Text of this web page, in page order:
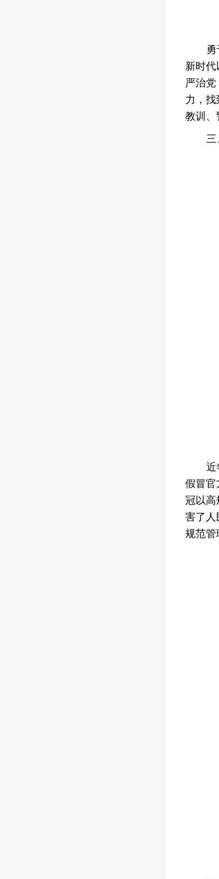
新时
严治
力，
教训、
三
近
假冒官
冠以
害了人
规范管